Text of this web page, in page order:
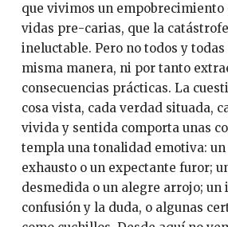
que vivimos un empobrecimiento
vidas pre-carias, que la
ineluctable. Pero no todos y
misma manera, ni por tanto
consecuencias prácticas. La
cosa vista, cada verdad situada,
vivida y sentida comporta unas
templa una tonalidad emotiva:
exhausto o un expectante furor;
desmedida o un alegre arrojo; un
confusión y la duda, o algunas